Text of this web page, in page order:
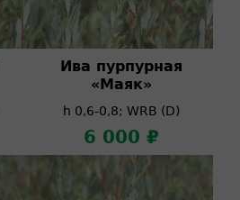
Ива пурпурная
«Маяк»
h 0,6-0,8; WRB (D)
6 000 ₽